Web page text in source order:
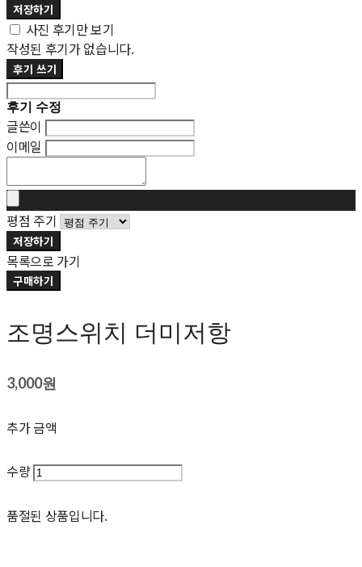
저장하기
사진 후기만 보기
작성된 후기가 없습니다.
후기 쓰기
후기 수정
글쓴이
이메일
평점 주기
저장하기
목록으로 가기
구매하기
조명스위치 더미저항
3,000원
추가 금액
수량
품절된 상품입니다.